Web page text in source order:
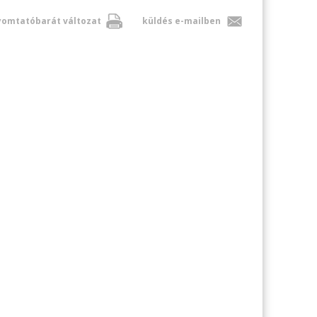
változat küldés e-mailben